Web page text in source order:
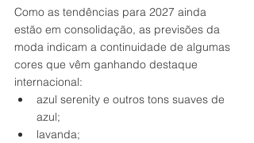
Como as tendências para 2027 ainda
estão em consolidação, as previsões da
moda indicam a continuidade de algumas
cores que vêm ganhando destaque
internacional:
azul serenity e outros tons suaves de
azul;
lavanda;